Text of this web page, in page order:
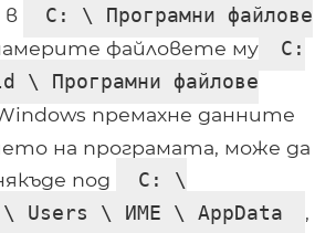
в
C: \ Програмни файлове
файловете му
C:
\ Програмни файлове
премахне данните
на програмата, може да
под
C: \
\ Users \ ИМЕ \ AppData
,